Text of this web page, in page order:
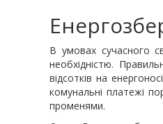
В умовах сучасного
необхідністю.
відсотків на
комунальні платежі
променями.